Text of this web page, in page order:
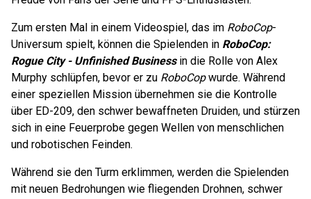
Zum ersten Mal in einem Videospiel, das im RoboCop-
Universum spielt, können die Spielenden in RoboCop:
Rogue City - Unfinished Businessin die Rolle von Alex
Murphy schlüpfen, bevor er zu RoboCopwurde. Während
einer speziellen Mission übernehmen sie die Kontrolle
über ED-209, den schwer bewaffneten Druiden, und stürzen
sich in eine Feuerprobe gegen Wellen von menschlichen
und robotischen Feinden.
Während sie den Turm erklimmen, werden die Spielenden
mit neuen Bedrohungen wie fliegenden Drohnen, schwer